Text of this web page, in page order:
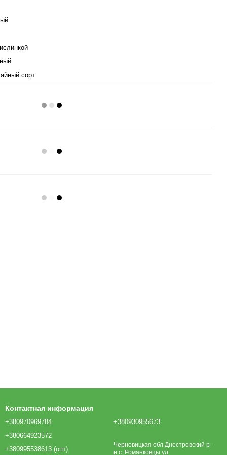
сорт
Контактная информация
+380970969784
+380664923572
+380995538613 (опт)
+380930955673
Черновицкая обл Днестровский р-
н с. Романковцы ул.